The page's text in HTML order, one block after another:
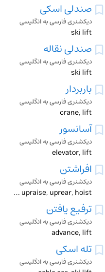
صندلی اسکی
دیکشنری فارسی به انگلیسی
ski lift
صندلی نقاله
دیکشنری فارسی به انگلیسی
ski lift
باربردار
دیکشنری فارسی به انگلیسی
crane, lift
آسانسور
دیکشنری فارسی به انگلیسی
elevator, lift
افراشتن
دیکشنری فارسی به انگلیسی
fly, lift, rear, unfurl, upraise, uprear, hoist
ترفیع یافتن
دیکشنری فارسی به انگلیسی
advance, lift
تله اسکی
دیکشنری فارسی به انگلیسی